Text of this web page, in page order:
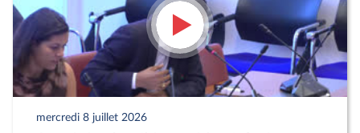
mercredi 8 juillet 2026